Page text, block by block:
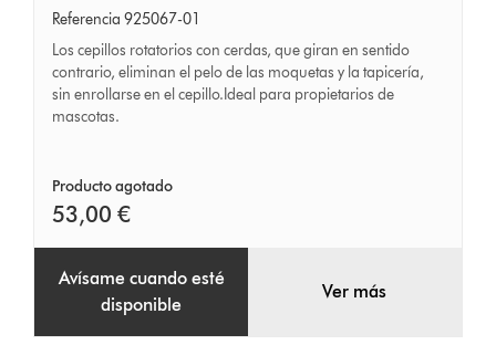
Tubine
sin
enredos
Referencia 925067-01
Los cepillos rotatorios con cerdas, que giran en sentido
contrario, eliminan el pelo de las moquetas y la tapicería,
sin enrollarse en el cepillo.Ideal para propietarios de
mascotas.
Producto agotado
53,00 €
Avísame cuando esté
disponible
Ver más